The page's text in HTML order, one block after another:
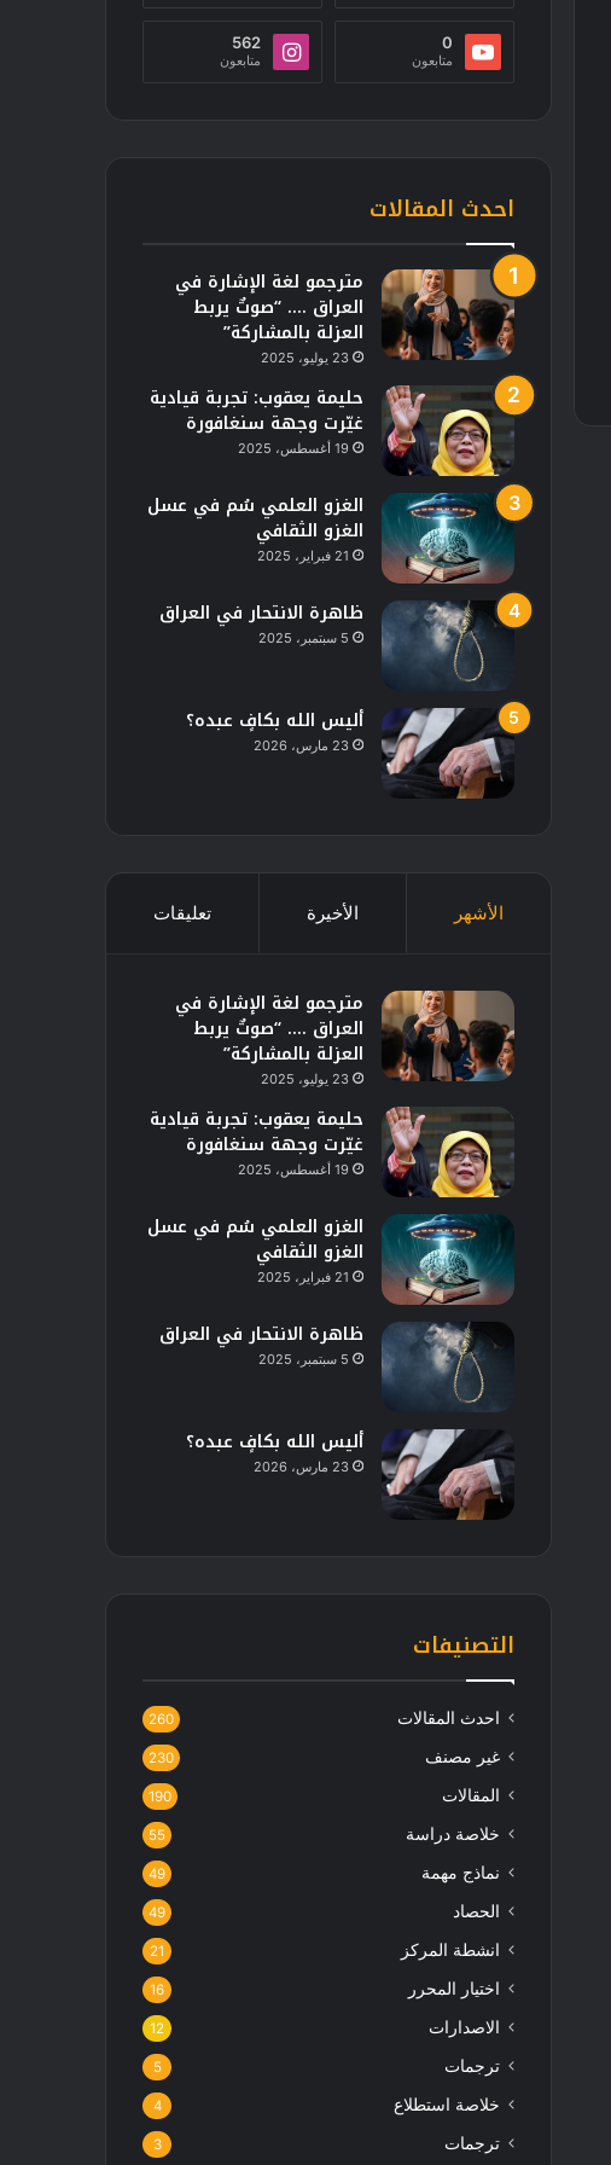
0
متابعون
562
متابعون
احدث المقالات
مترجمو لغة الإشارة في
العراق …. “صوتٌ يربط
العزلة بالمشاركة”
23 يوليو، 2025
حليمة يعقوب: تجربة قيادية
غيّرت وجهة سنغافورة
19 أغسطس، 2025
الغزو العلمي سُم في عسل
الغزو الثقافي
21 فبراير، 2025
ظاهرة الانتحار في العراق
5 سبتمبر، 2025
أليس الله بكافٍ عبده؟
23 مارس، 2026
الأشهر الأخيرة تعليقات
مترجمو لغة الإشارة في
العراق …. “صوتٌ يربط
العزلة بالمشاركة”
23 يوليو، 2025
حليمة يعقوب: تجربة قيادية
غيّرت وجهة سنغافورة
19 أغسطس، 2025
الغزو العلمي سُم في عسل
الغزو الثقافي
21 فبراير، 2025
ظاهرة الانتحار في العراق
5 سبتمبر، 2025
أليس الله بكافٍ عبده؟
23 مارس، 2026
التصنيفات
احدث المقالات 260
غير مصنف 230
المقالات 190
خلاصة دراسة 55
نماذج مهمة 49
الحصاد 49
انشطة المركز 21
اختيار المحرر 16
الاصدارات 12
ترجمات 5
خلاصة استطلاع 4
ترجمات 3